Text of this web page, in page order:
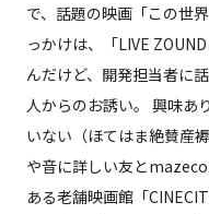
で、話題の映画「この世
っかけは、「LIVE
んだけど、開発担当者に
人からのお誘い。 興味
いない（ほてはま絶賛産
や音に詳しい友と
ある老舗映画館「